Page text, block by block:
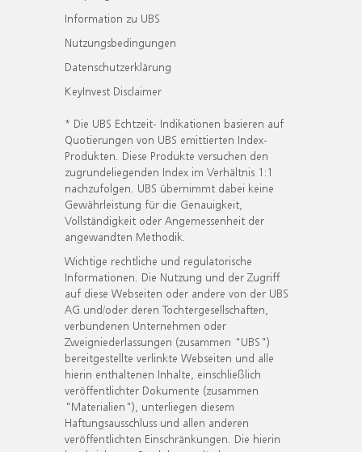
Information zu UBS
Nutzungsbedingungen
Datenschutzerklärung
KeyInvest Disclaimer
* Die UBS Echtzeit- Indikationen basieren auf
Quotierungen von UBS emittierten Index-
Produkten. Diese Produkte versuchen den
zugrundeliegenden Index im Verhältnis 1:1
nachzufolgen. UBS übernimmt dabei keine
Gewährleistung für die Genauigkeit,
Vollständigkeit oder Angemessenheit der
angewandten Methodik.
Wichtige rechtliche und regulatorische
Informationen. Die Nutzung und der Zugriff
auf diese Webseiten oder andere von der UBS
AG und/oder deren Tochtergesellschaften,
verbundenen Unternehmen oder
Zweigniederlassungen (zusammen "UBS")
bereitgestellte verlinkte Webseiten und alle
hierin enthaltenen Inhalte, einschließlich
veröffentlichter Dokumente (zusammen
"Materialien"), unterliegen diesem
Haftungsausschluss und allen anderen
veröffentlichten Einschränkungen. Die hierin